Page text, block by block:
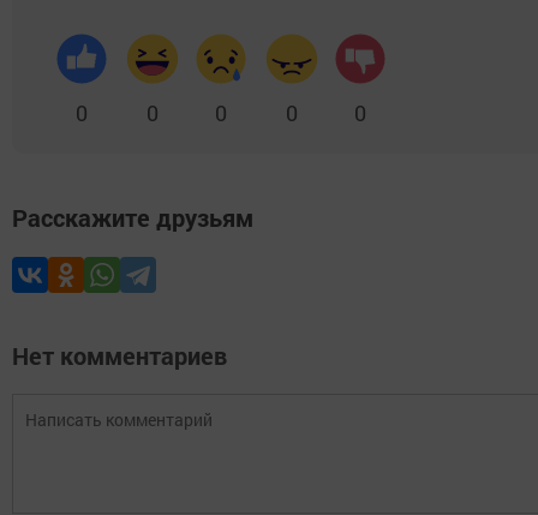
0 0 0 0 0
Расскажите друзьям
Нет комментариев